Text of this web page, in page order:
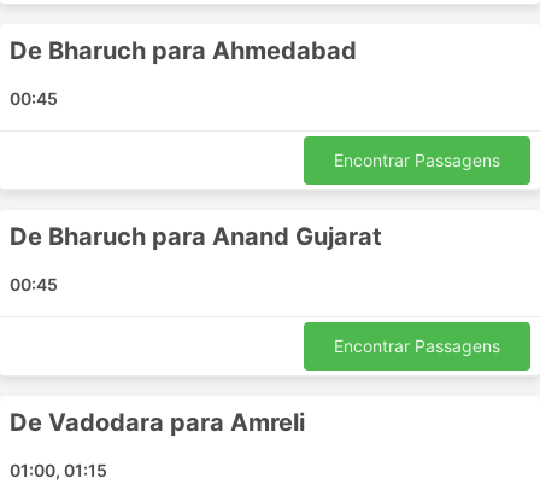
valores máximos, normalmente não é muito alto.
As passagens de ônibus podem ser mais
acessíveis em comparação com as passagens
bolsos. As opções padrão mais baratas podem
ser um pouco lentas e não oferecem conforto
o levam ao seu destino. Em rotas mais longas,
banheiros ou paradas para banheiro, assim como
Se você estiver pronto para gastar mais, alguns
classe executiva em um avião com largos
passageiros e muitas outras vantagens para que
De Bharuch para Ahmedabad
00:45
Encontrar Passagens
De Bharuch para Anand Gujarat
00:45
Encontrar Passagens
De Vadodara para Amreli
01:00, 01:15